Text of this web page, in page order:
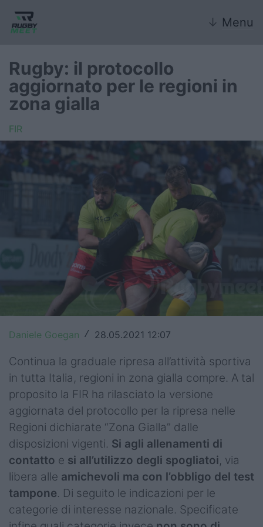
↓ Menu
Nazionale
Nazionali giovanili
Rugby Sevens
FIR
Internazionale
United Rugby Championship
Top14
Premiership
Champions Cup
Challenge Cup
World Rugby
Rugby World Cup
Super Rugby
Rugby in TV
Mercato
Serie A Elite
Rugby: il protocollo
aggiornato per le regioni in
zona gialla
FIR
Daniele Goegan / 28.05.2021 12:07
Continua la graduale ripresa all’attività sportiva
in tutta Italia, regioni in zona gialla compre. A tal
proposito la FIR ha rilasciato la versione
aggiornata del protocollo per la ripresa nelle
Regioni dichiarate “Zona Gialla” dalle
disposizioni vigenti. Si agli allenamenti di
contatto e si all’utilizzo degli spogliatoi, via
libera alle amichevoli ma con l’obbligo del test
tampone. Di seguito le indicazioni per le
categorie di interesse nazionale. Specificate